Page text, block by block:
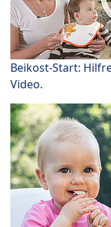
Beikost-Start:
Video.